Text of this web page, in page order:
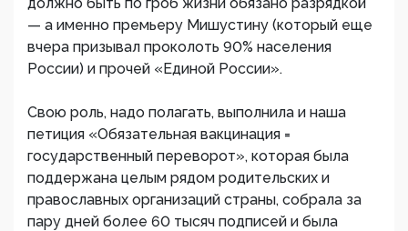
— а именно премьеру Мишустину (который еще
вчера призывал проколоть 90% населения
России) и прочей «Единой России».
Свою роль, надо полагать, выполнила и наша
петиция «Обязательная вакцинация =
государственный переворот», которая была
поддержана целым рядом родительских и
православных организаций страны, собрала за
пару дней более 60 тысяч подписей и была